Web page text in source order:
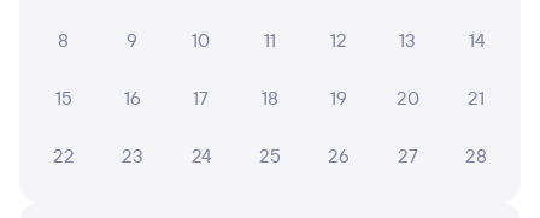
8 9 10 11 12 13 14
15 16 17 18 19 20 21
22 23 24 25 26 27 28